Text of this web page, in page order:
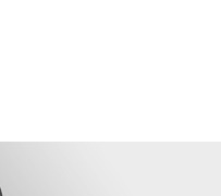
τη δυνατότητα